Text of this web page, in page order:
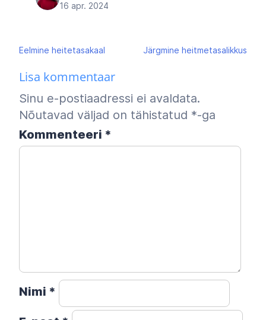
16 apr. 2024
Navigeerimine
Eelmine heitetasakaal Järgmine heitmetasalikkus
Lisa kommentaar
Sinu e-postiaadressi ei avaldata.
Nõutavad väljad on tähistatud *-ga
Kommenteeri *
Nimi *